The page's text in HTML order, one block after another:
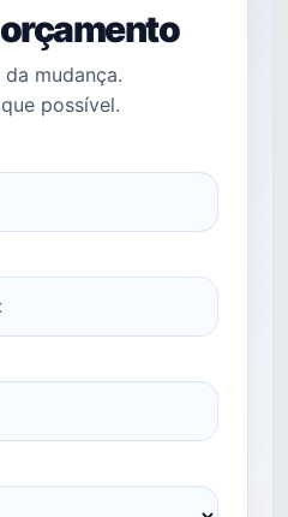
mudança.
possível.